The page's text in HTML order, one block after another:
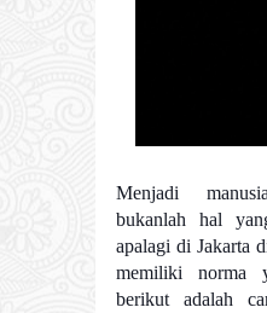
Menjadi
bukanlah hal
apalagi di Jakarta
memiliki norma
berikut adalah